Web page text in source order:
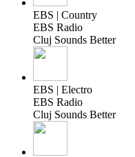
EBS | Country
EBS Radio
Cluj Sounds Better
EBS | Electro
EBS Radio
Cluj Sounds Better